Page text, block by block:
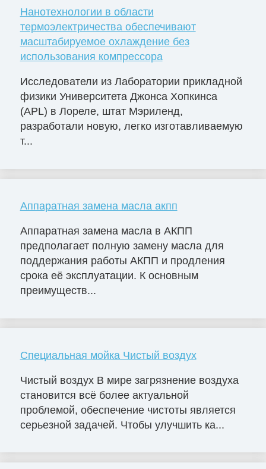
Нанотехнологии в области
термоэлектричества обеспечивают
масштабируемое охлаждение без
использования компрессора
Исследователи из Лаборатории прикладной
физики Университета Джонса Хопкинса
(APL) в Лореле, штат Мэриленд,
разработали новую, легко изготавливаемую
т...
Аппаратная замена масла акпп
Аппаратная замена масла в АКПП
предполагает полную замену масла для
поддержания работы АКПП и продления
срока её эксплуатации. К основным
преимуществ...
Специальная мойка Чистый воздух
Чистый воздух В мире загрязнение воздуха
становится всё более актуальной
проблемой, обеспечение чистоты является
серьезной задачей. Чтобы улучшить ка...